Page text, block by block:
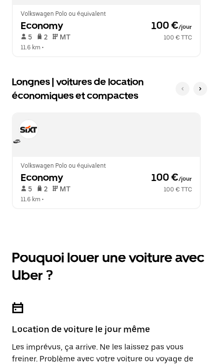
calendrier.
Volkswagen Polo ou équivalent
Economy 100 €/jour
5 2 MT
100 € TTC
11.6 km •
Longnes | voitures de location
économiques et compactes
Volkswagen Polo ou équivalent
Economy 100 €/jour
5 2 MT
100 € TTC
11.6 km •
Pouquoi louer une voiture avec
Uber ?
Location de voiture le jour même
Les imprévus, ça arrive. Ne les laissez pas vous
freiner. Problème avec votre voiture ou voyage de